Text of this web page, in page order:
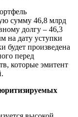
сумму 46,8 млрд
долгу – 46,3
на дату уступки
будет произведена
перед
которые эмитент